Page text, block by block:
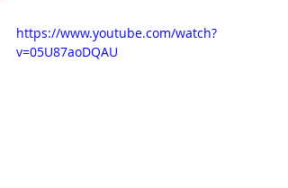
https://www.youtube.com/watch?
v=05U87aoDQAU